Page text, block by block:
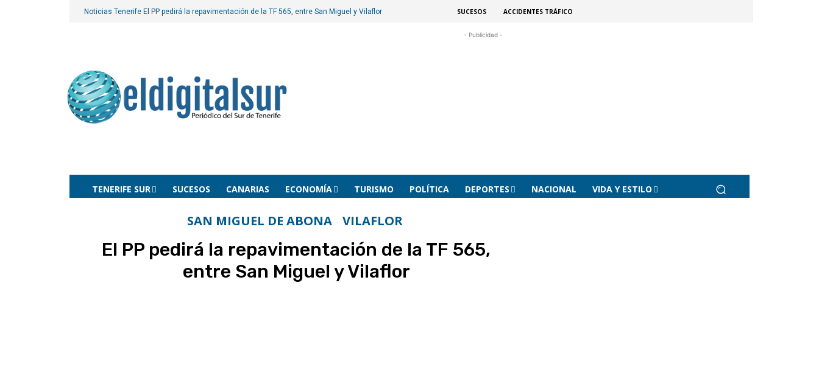
Noticias Tenerife El PP pedirá la repavimentación de la TF 565, entre San Miguel y Vilaflor SUCESOS ACCIDENTES TRÁFICO
- Publicidad -
TENERIFE SUR SUCESOS CANARIAS ECONOMÍA TURISMO POLÍTICA DEPORTES NACIONAL VIDA Y ESTILO
SAN MIGUEL DE ABONA VILAFLOR
El PP pedirá la repavimentación de la TF 565,
entre San Miguel y Vilaflor